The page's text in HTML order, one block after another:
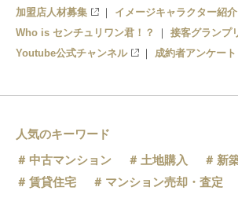
加盟店人材募集
イメージキャラクター紹介
Who is センチュリワン君！？
接客グランプ
Youtube公式チャンネル
成約者アンケート
人気のキーワード
中古マンション
土地購入
新
賃貸住宅
マンション売却・査定